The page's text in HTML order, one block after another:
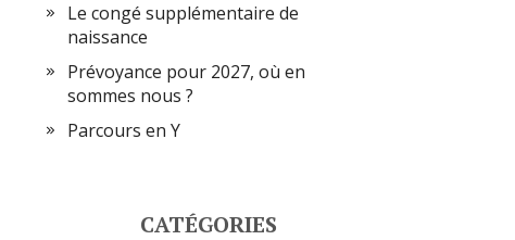
Le congé supplémentaire de
naissance
Prévoyance pour 2027, où en
sommes nous ?
Parcours en Y
CATÉGORIES